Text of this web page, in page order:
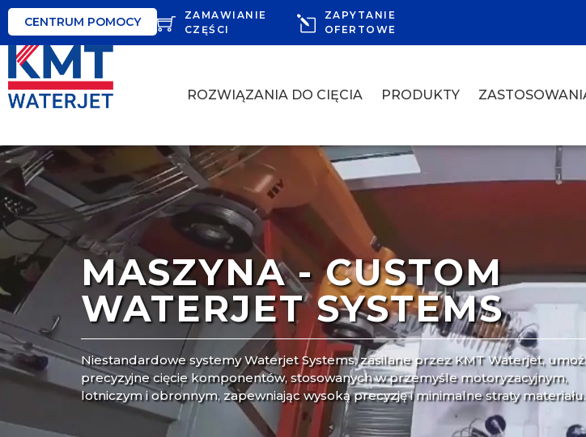
CENTRUM POMOCY
ZAMAWIANIE
CZĘŚCI
ZAPYTANIE
OFERTOWE
ROZWIĄZANIA DO CIĘCIA PRODUKTY
MASZYNA - CUSTOM
WATERJET SYSTEMS
Niestandardowe systemy Waterjet Systems, zasilane przez KMT Waterjet,
precyzyjne cięcie komponentów, stosowanych w przemyśle motoryzacyjnym,
lotniczym i obronnym, zapewniając wysoką precyzję i minimalne straty materiału.